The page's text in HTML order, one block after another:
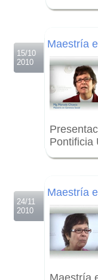
15/10
2010
Maestría
Pontificia
24/11
2010
Maestría
Maestría